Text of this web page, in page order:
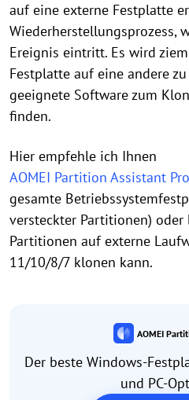
auf eine externe Festplatte
Wiederherstellungsprozess,
Ereignis eintritt. Es wird
Festplatte auf eine andere
geeignete Software zum
finden.
Hier empfehle ich Ihnen
AOMEI Partition Assistant
gesamte
versteckter Partitionen)
Partitionen auf externe
11/10/8/7 klonen kann.
AOMEI
Der beste Windows-
und PC-